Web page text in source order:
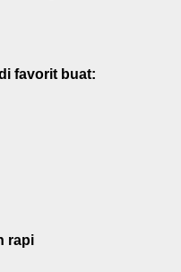
favorit buat:
rapi